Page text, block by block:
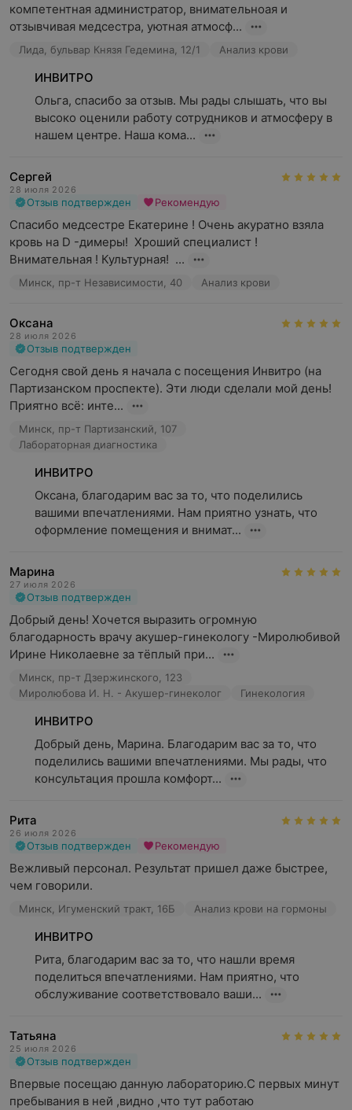
компетентная администратор, внимательноая и
отзывчивая медсестра, уютная атмосф...
Лида, бульвар Князя Гедемина, 12/1 Анализ крови
ИНВИТРО
Ольга, спасибо за отзыв. Мы рады слышать, что вы
высоко оценили работу сотрудников и атмосферу в
нашем центре. Наша кома...
Сергей
28 июля 2026
Отзыв подтвержден Рекомендую
Спасибо медсестре Екатерине ! Очень акуратно взяла
кровь на D -димеры!  Хроший специалист !
Внимательная ! Культурная!  ...
Минск, пр-т Независимости, 40 Анализ крови
Оксана
28 июля 2026
Отзыв подтвержден
Сегодня свой день я начала с посещения Инвитро (на
Партизанском проспекте). Эти люди сделали мой день!
Приятно всё: инте...
Минск, пр-т Партизанский, 107
Лабораторная диагностика
ИНВИТРО
Оксана, благодарим вас за то, что поделились
вашими впечатлениями. Нам приятно узнать, что
оформление помещения и внимат...
Марина
27 июля 2026
Отзыв подтвержден
Добрый день! Хочется выразить огромную
благодарность врачу акушер-гинекологу -Миролюбивой
Ирине Николаевне за тёплый при...
Минск, пр-т Дзержинского, 123
Миролюбова И. Н. - Акушер-гинеколог
Гинекология
ИНВИТРО
Добрый день, Марина. Благодарим вас за то, что
поделились вашими впечатлениями. Мы рады, что
консультация прошла комфорт...
Рита
26 июля 2026
Отзыв подтвержден Рекомендую
Вежливый персонал. Результат пришел даже быстрее,
чем говорили.
Минск, Игуменский тракт, 16Б Анализ крови на гормоны
ИНВИТРО
Рита, благодарим вас за то, что нашли время
поделиться впечатлениями. Нам приятно, что
обслуживание соответствовало ваши...
Татьяна
25 июля 2026
Отзыв подтвержден
Впервые посещаю данную лабораторию.С первых минут
пребывания в ней ,видно ,что тут работаю